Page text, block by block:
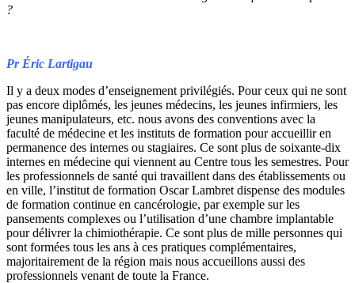
?
Pr Éric Lartigau
Il y a deux modes d’enseignement privilégiés. Pour ceux qui ne sont
pas encore diplômés, les jeunes médecins, les jeunes infirmiers, les
jeunes manipulateurs, etc. nous avons des conventions avec la
faculté de médecine et les instituts de formation pour accueillir en
permanence des internes ou stagiaires. Ce sont plus de soixante-dix
internes en médecine qui viennent au Centre tous les semestres. Pour
les professionnels de santé qui travaillent dans des établissements ou
en ville, l’institut de formation Oscar Lambret dispense des modules
de formation continue en cancérologie, par exemple sur les
pansements complexes ou l’utilisation d’une chambre implantable
pour délivrer la chimiothérapie. Ce sont plus de mille personnes qui
sont formées tous les ans à ces pratiques complémentaires,
majoritairement de la région mais nous accueillons aussi des
professionnels venant de toute la France.